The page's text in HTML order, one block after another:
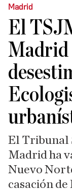
Madrid
El
Madrid
El Tribunal
Madrid ha
Nuevo
casación